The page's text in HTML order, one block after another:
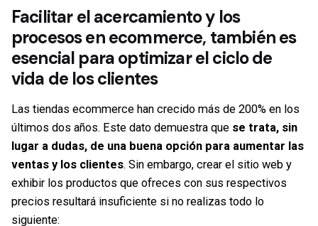
Facilitar el acercamiento y los
procesos en ecommerce, también es
esencial para optimizar el ciclo de
vida de los clientes
Las tiendas ecommerce han crecido más de 200% en los
últimos dos años. Este dato demuestra que se trata, sin
lugar a dudas, de una buena opción para aumentar las
ventas y los clientes. Sin embargo, crear el sitio web y
exhibir los productos que ofreces con sus respectivos
precios resultará insuficiente si no realizas todo lo
siguiente: